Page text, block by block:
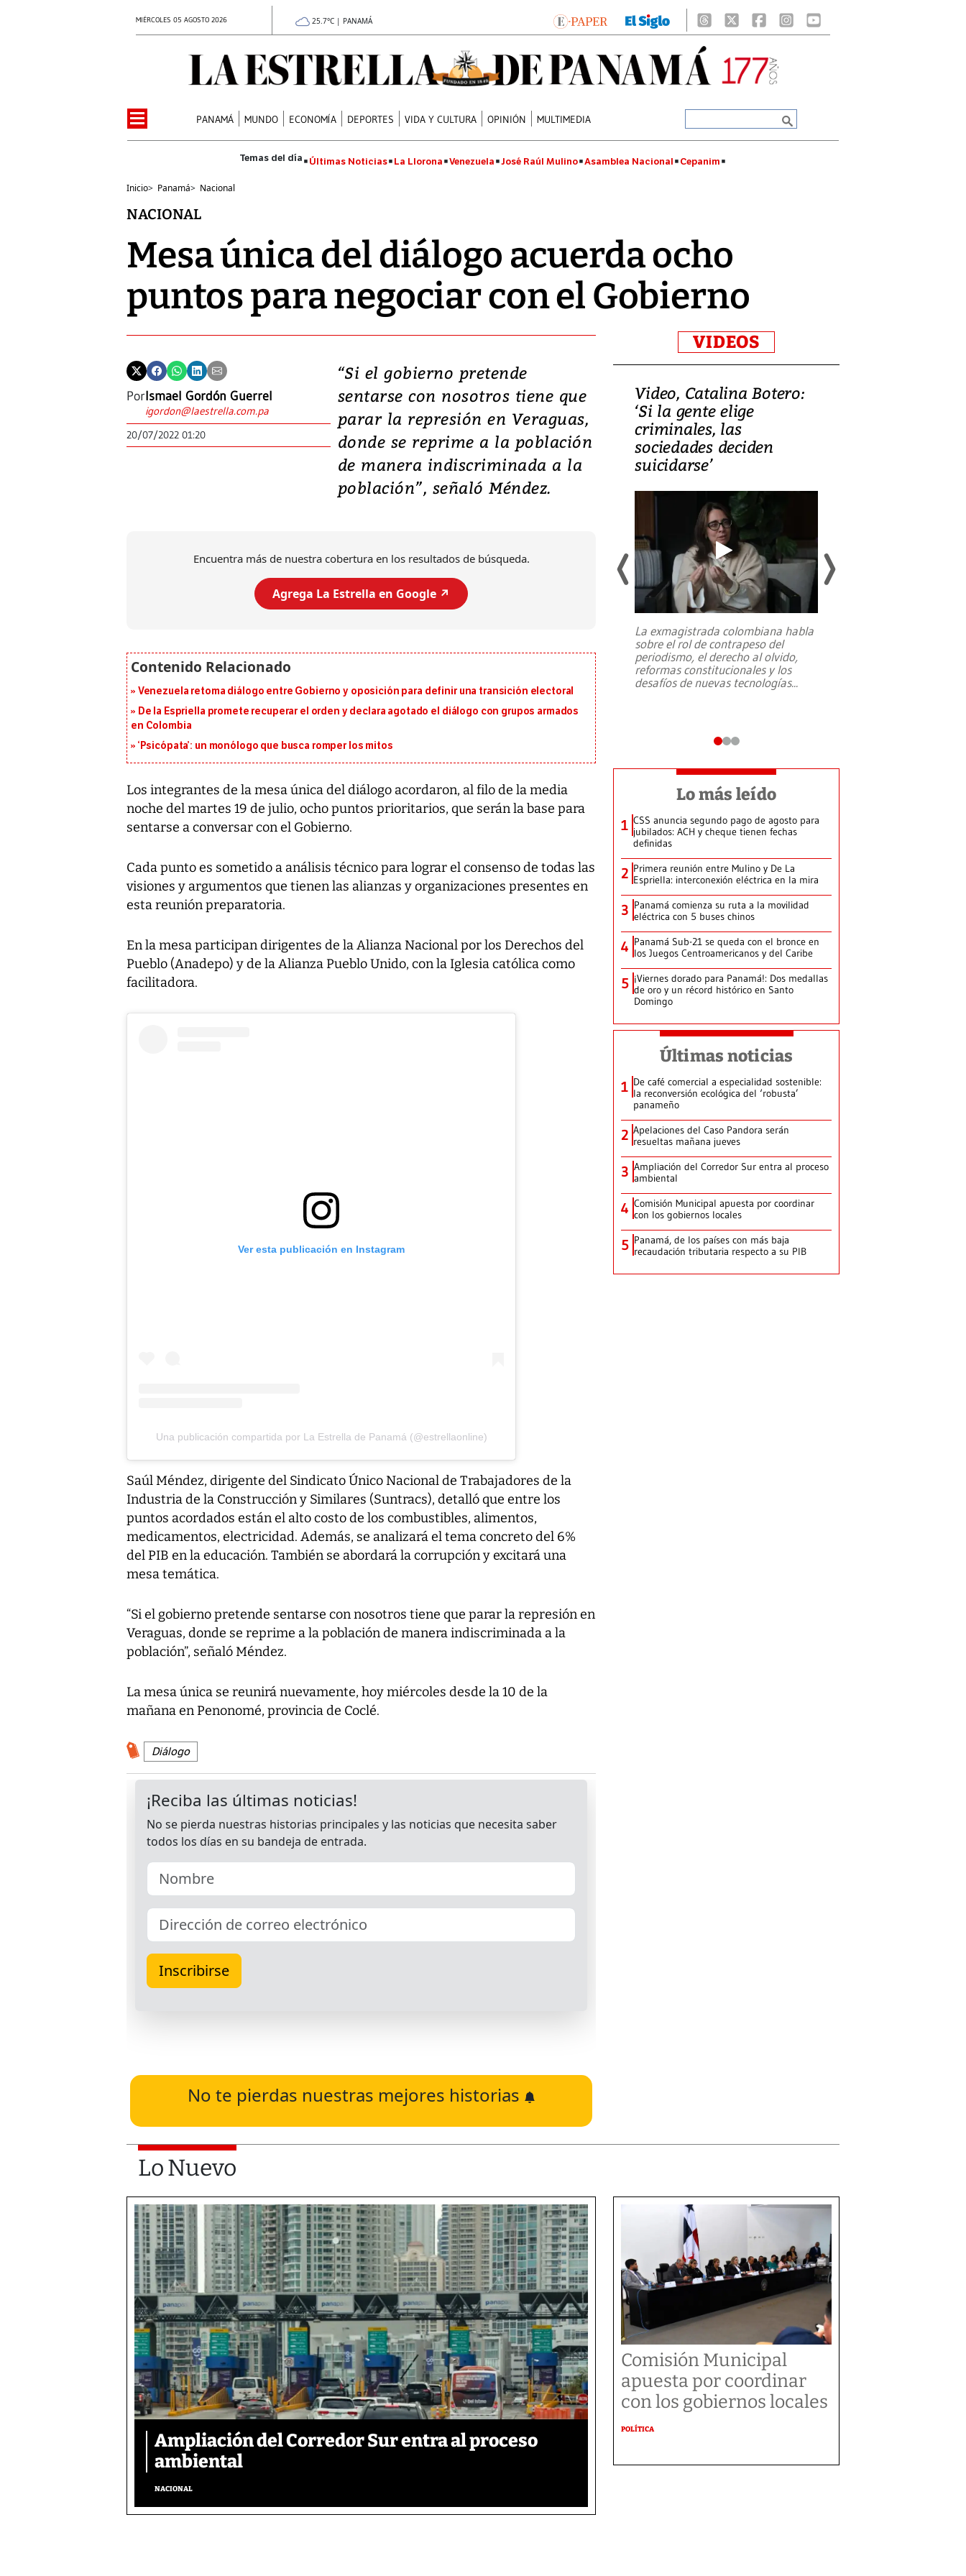
MIÉRCOLES 05 AGOSTO 2026 25.7°C | PANAMÁ
PANAMÁ MUNDO ECONOMÍA DEPORTES VIDA Y CULTURA OPINIÓN MULTIMEDIA
Últimas Noticias La Llorona Venezuela José Raúl Mulino Asamblea Nacional Cepanim
Inicio> Panamá> Nacional
NACIONAL
Mesa única del diálogo acuerda ocho
puntos para negociar con el Gobierno
PorIsmael Gordón Guerrel
igordon@laestrella.com.pa
20/07/2022 01:20
“Si el gobierno pretende
sentarse con nosotros tiene que
parar la represión en Veraguas,
donde se reprime a la población
de manera indiscriminada a la
población”, señaló Méndez.
Encuentra más de nuestra cobertura en los resultados de búsqueda.
Agrega La Estrella en Google ↗️
Venezuela retoma diálogo entre Gobierno y oposición para definir una transición electoral
De la Espriella promete recuperar el orden y declara agotado el diálogo con grupos armados
en Colombia
‘Psicópata’: un monólogo que busca romper los mitos
Los integrantes de la mesa única del diálogo acordaron, al filo de la media
noche del martes 19 de julio, ocho puntos prioritarios, que serán la base para
sentarse a conversar con el Gobierno.
Cada punto es sometido a análisis técnico para lograr el consenso de todas las
visiones y argumentos que tienen las alianzas y organizaciones presentes en
esta reunión preparatoria.
En la mesa participan dirigentes de laAlianza Nacional por los Derechos del
Pueblo (Anadepo) y de laAlianza Pueblo Unido, con laIglesia católica como
facilitadora.
Ver esta publicación en Instagram
Una publicación compartida por La Estrella de Panamá (@estrellaonline)
Saúl Méndez, dirigente del Sindicato Único Nacional de Trabajadores de la
Industria de la Construcción y Similares (Suntracs), detalló que entre los
puntos acordados están el alto costo de los combustibles, alimentos,
medicamentos, electricidad. Además, se analizará el tema concreto del 6%
del PIB en la educación. También se abordará la corrupción y excitará una
mesa temática.
“Si el gobierno pretende sentarse con nosotros tiene que parar la represión en
Veraguas, donde se reprime a la población de manera indiscriminada a la
población”, señaló Méndez.
La mesa única se reunirá nuevamente, hoy miércoles desde la 10 de la
mañana en Penonomé, provincia de Coclé.
Diálogo
No te pierdas nuestras mejores historias
VIDEOS
Video, Japón: Terremoto
deja heridos y graves
daños en Kumamoto
Un fuerte terremoto de magnitud
7,1 se registró este martes 28 de
Video, Catalina Botero:
‘Si la gente elige
criminales, las
sociedades deciden
suicidarse’
La exmagistrada colombiana habla
sobre el rol de contrapeso del
periodismo, el derecho al olvido,
reformas constitucionales y los
desafíos de nuevas tecnologías...
Lo más leído
1 CSS anuncia segundo pago de agosto para
jubilados: ACH y cheque tienen fechas
definidas
2 Primera reunión entre Mulino y De La
Espriella: interconexión eléctrica en la mira
3 Panamá comienza su ruta a la movilidad
eléctrica con 5 buses chinos
4 Panamá Sub-21 se queda con el bronce en
los Juegos Centroamericanos y del Caribe
5 ¡Viernes dorado para Panamá!: Dos medallas
de oro y un récord histórico en Santo
Domingo
Últimas noticias
1 De café comercial a especialidad sostenible:
la reconversión ecológica del ‘robusta’
panameño
2 Apelaciones del Caso Pandora serán
resueltas mañana jueves
3 Ampliación del Corredor Sur entra al proceso
ambiental
4 Comisión Municipal apuesta por coordinar
con los gobiernos locales
5 Panamá, de los países con más baja
recaudación tributaria respecto a su PIB
Lo Nuevo
Ampliación del Corredor Sur entra al proceso
ambiental
NACIONAL
Comisión Municipal
apuesta por coordinar
con los gobiernos locales
POLÍTICA